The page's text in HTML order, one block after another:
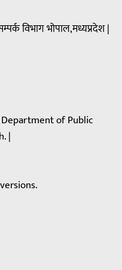
विभाग भोपाल,मध्यप्रदेश |
of Public
|